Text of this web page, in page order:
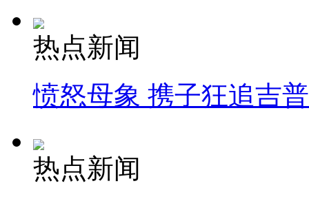
热点新闻
愤怒母象 携子狂追吉
热点新闻